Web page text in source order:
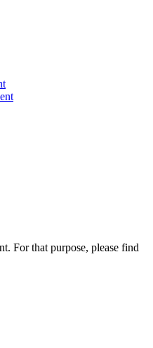
For that purpose, please find